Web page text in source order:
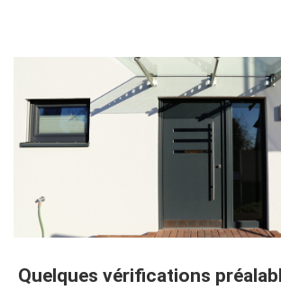
Quelques vérifications